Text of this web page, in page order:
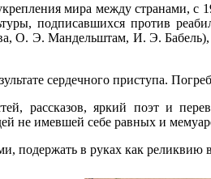
мира между странами, с
подписавшихся против
О. Э. Мандельштам, И. Э.
сердечного приступа.
рассказов, яркий поэт и
не имевшей себе равных и
подержать в руках как